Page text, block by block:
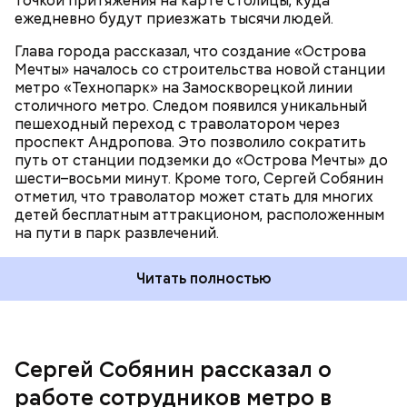
ежедневно будут приезжать тысячи людей.
Глава города рассказал, что создание «Острова
Мечты» началось со строительства новой станции
метро «Технопарк» на Замоскворецкой линии
столичного метро. Следом появился уникальный
пешеходный переход с траволатором через
проспект Андропова. Это позволило сократить
путь от станции подземки до «Острова Мечты» до
шести–восьми минут. Кроме того, Сергей Собянин
отметил, что траволатор может стать для многих
детей бесплатным аттракционом, расположенным
на пути в парк развлечений.
Открытие пешеходного перехода с траволатором от станции метро
«Технопарк» к парку развлечений «Остров Мечты» / Фото: Денис
Воронин / Агентство городских новостей «Москва»
Читать полностью
Сергей Собянин рассказал о
работе сотрудников метро в